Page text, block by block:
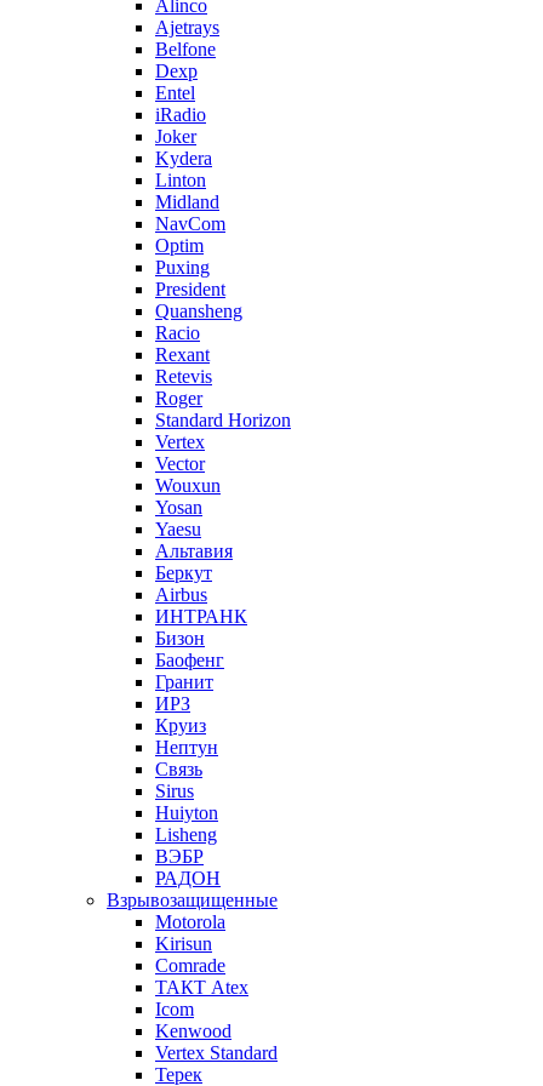
Alinco
Ajetrays
Belfone
Dexp
Entel
iRadio
Joker
Kydera
Linton
Midland
NavCom
Optim
Puxing
President
Quansheng
Racio
Rexant
Retevis
Roger
Standard Horizon
Vertex
Vector
Wouxun
Yosan
Yaesu
Альтавия
Беркут
Airbus
ИНТРАНК
Бизон
Баофенг
Гранит
ИРЗ
Круиз
Нептун
Связь
Sirus
Huiyton
Lisheng
ВЭБР
РАДОН
Взрывозащищенные
Motorola
Kirisun
Comrade
ТАКТ Atex
Icom
Kenwood
Vertex Standard
Терек